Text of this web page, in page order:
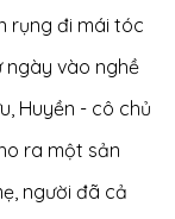
rụng đi mái tóc
ngày vào nghề
Huyền - cô chủ
ra một sản
người đã cả